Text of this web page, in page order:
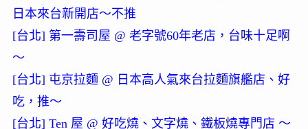
日本來台新開店～不推
[台北] 第一壽司屋 @ 老字號60年老店，台味十足啊
～
[台北] 屯京拉麵 @ 日本高人氣來台拉麵旗艦店、好
吃，推～
[台北] Ten 屋 @ 好吃燒、文字燒、鐵板燒專門店 ～